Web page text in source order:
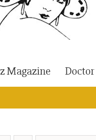
Magazine Doctor